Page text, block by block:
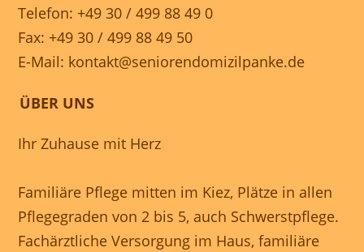
Telefon: +49 30 / 499 88 49 0
Fax: +49 30 / 499 88 49 50
E-Mail: kontakt@seniorendomizilpanke.de
ÜBER UNS
Ihr Zuhause mit Herz
Familiäre Pflege mitten im Kiez, Plätze in allen
Pflegegraden von 2 bis 5, auch Schwerstpflege.
Fachärztliche Versorgung im Haus, familiäre